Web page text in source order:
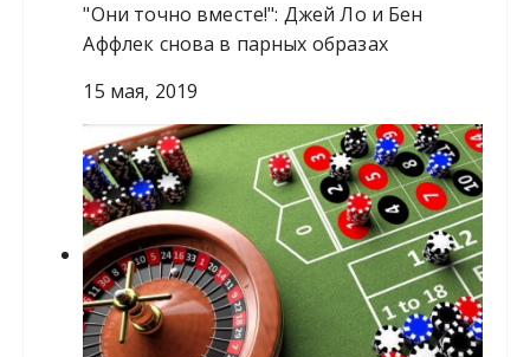
"Они точно вместе!": Джей Ло и Бен
Аффлек снова в парных образах
15 мая, 2019